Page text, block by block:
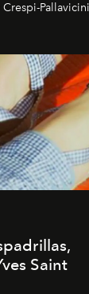
Pallavicini
Saint